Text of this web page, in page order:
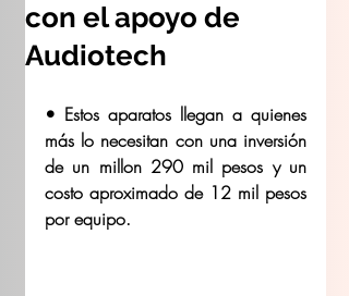
con el apoyo de
Audiotech
• Estos aparatos llegan a quienes
más lo necesitan con una inversión
de un millon 290 mil pesos y un
costo aproximado de 12 mil pesos
por equipo.